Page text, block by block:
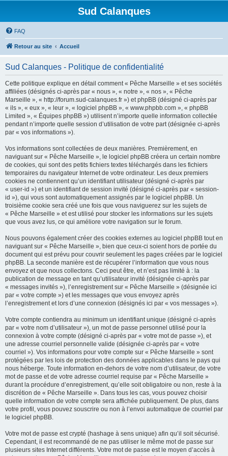
Sud Calanques
FAQ
Retour au site Accueil
Sud Calanques - Politique de confidentialité
Cette politique explique en détail comment « Pêche Marseille » et ses sociétés
affiliées (désignés ci-après par « nous », « notre », « nos », « Pêche
Marseille », « http://forum.sud-calanques.fr ») et phpBB (désigné ci-après par
« ils », « eux », « leur », « logiciel phpBB », « www.phpbb.com », « phpBB
Limited », « Équipes phpBB ») utilisent n’importe quelle information collectée
pendant n’importe quelle session d’utilisation de votre part (désignée ci-après
par « vos informations »).
Vos informations sont collectées de deux manières. Premièrement, en
naviguant sur « Pêche Marseille », le logiciel phpBB créera un certain nombre
de cookies, qui sont des petits fichiers textes téléchargés dans les fichiers
temporaires du navigateur Internet de votre ordinateur. Les deux premiers
cookies ne contiennent qu’un identifiant utilisateur (désigné ci-après par
« user-id ») et un identifiant de session invité (désigné ci-après par « session-
id »), qui vous sont automatiquement assignés par le logiciel phpBB. Un
troisième cookie sera créé une fois que vous naviguerez sur les sujets de
« Pêche Marseille » et est utilisé pour stocker les informations sur les sujets
que vous avez lus, ce qui améliore votre navigation sur le forum.
Nous pouvons également créer des cookies externes au logiciel phpBB tout en
naviguant sur « Pêche Marseille », bien que ceux-ci soient hors de portée du
document qui est prévu pour couvrir seulement les pages créées par le logiciel
phpBB. La seconde manière est de récupérer l’information que vous nous
envoyez et que nous collectons. Ceci peut être, et n’est pas limité à : la
publication de message en tant qu’utilisateur invité (désignée ci-après par
« messages invités »), l’enregistrement sur « Pêche Marseille » (désignée ici
par « votre compte ») et les messages que vous envoyez après
l’enregistrement et lors d’une connexion (désignés ici par « vos messages »).
Votre compte contiendra au minimum un identifiant unique (désigné ci-après
par « votre nom d’utilisateur »), un mot de passe personnel utilisé pour la
connexion à votre compte (désigné ci-après par « votre mot de passe »), et
une adresse courriel personnelle valide (désignée ci-après par « votre
courriel »). Vos informations pour votre compte sur « Pêche Marseille » sont
protégées par les lois de protection des données applicables dans le pays qui
nous héberge. Toute information en-dehors de votre nom d’utilisateur, de votre
mot de passe et de votre adresse courriel requise par « Pêche Marseille »
durant la procédure d’enregistrement, qu’elle soit obligatoire ou non, reste à la
discrétion de « Pêche Marseille ». Dans tous les cas, vous pouvez choisir
quelle information de votre compte sera affichée publiquement. De plus, dans
votre profil, vous pouvez souscrire ou non à l’envoi automatique de courriel par
le logiciel phpBB.
Votre mot de passe est crypté (hashage à sens unique) afin qu’il soit sécurisé.
Cependant, il est recommandé de ne pas utiliser le même mot de passe sur
plusieurs sites Internet différents. Votre mot de passe est le moyen d’accès à